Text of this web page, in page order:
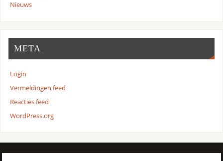
Nieuws
META
Login
Vermeldingen feed
Reacties feed
WordPress.org